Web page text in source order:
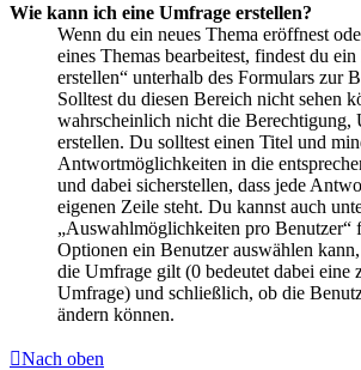
Wie kann ich eine Umfrage erstellen?
Wenn du ein neues Thema eröffnest
eines Themas bearbeitest, findest du
erstellen“ unterhalb des Formulars zur
Solltest du diesen Bereich nicht sehen
wahrscheinlich nicht die Berechtigung,
erstellen. Du solltest einen Titel und
Antwortmöglichkeiten in die
und dabei sicherstellen, dass jede
eigenen Zeile steht. Du kannst auch
„Auswahlmöglichkeiten pro Benutzer“
Optionen ein Benutzer auswählen
die Umfrage gilt (0 bedeutet dabei eine
Umfrage) und schließlich, ob die
ändern können.
Nach oben